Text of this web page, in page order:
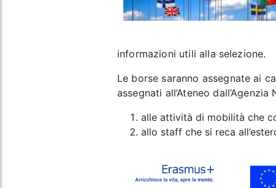
informazioni utili alla selezione.
Le borse saranno assegnate ai
assegnati all’Ateneo
alle attività di mobilità che
allo staff che si reca